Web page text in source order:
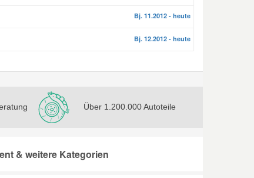
Bj. 11.2012 - heute
Bj. 12.2012 - heute
Über 1.200.000 Autoteile
& weitere Kategorien